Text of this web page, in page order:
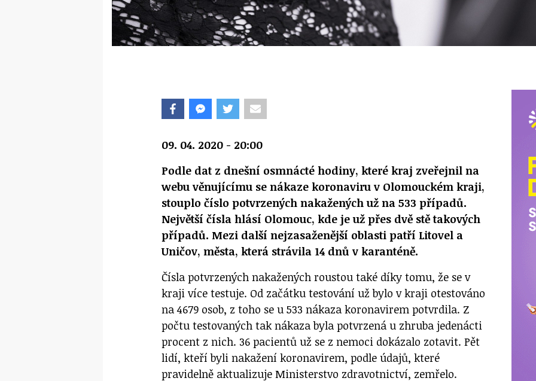
09. 04. 2020 - 20:00
Podle dat z dnešní osmnácté hodiny, které kraj zveřejnil na
webu věnujícímu se nákaze koronaviru v Olomouckém kraji,
stouplo číslo potvrzených nakažených už na 533 případů.
Největší čísla hlásí Olomouc, kde je už přes dvě stě takových
případů. Mezi další nejzasaženější oblasti patří Litovel a
Uničov, města, která strávila 14 dnů v karanténě.
Čísla potvrzených nakažených roustou také díky tomu, že se v
kraji více testuje. Od začátku testování už bylo v kraji otestováno
na 4679 osob, z toho se u 533 nákaza koronavirem potvrdila. Z
počtu testovaných tak nákaza byla potvrzená u zhruba jedenácti
procent z nich. 36 pacientů už se z nemoci dokázalo zotavit. Pět
lidí, kteří byli nakažení koronavirem, podle údajů, které
pravidelně aktualizuje Ministerstvo zdravotnictví, zemřelo.